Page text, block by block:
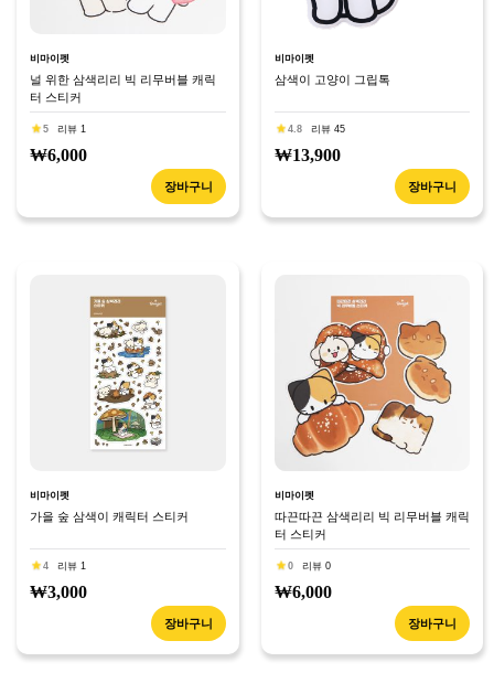
비마이펫
널 위한 삼색리리 빅 리무버블 캐릭
터 스티커
5 리뷰 1
₩6,000
장바구니
비마이펫
삼색이 고양이 그립톡
4.8 리뷰 45
₩13,900
장바구니
비마이펫
가을 숲 삼색이 캐릭터 스티커
4 리뷰 1
₩3,000
장바구니
비마이펫
따끈따끈 삼색리리 빅 리무버블 캐릭
터 스티커
0 리뷰 0
₩6,000
장바구니